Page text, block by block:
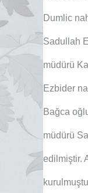
Dumlic
Sadullah
müdürü
Ezbider
Bağca
müdürü
edilmiştir.